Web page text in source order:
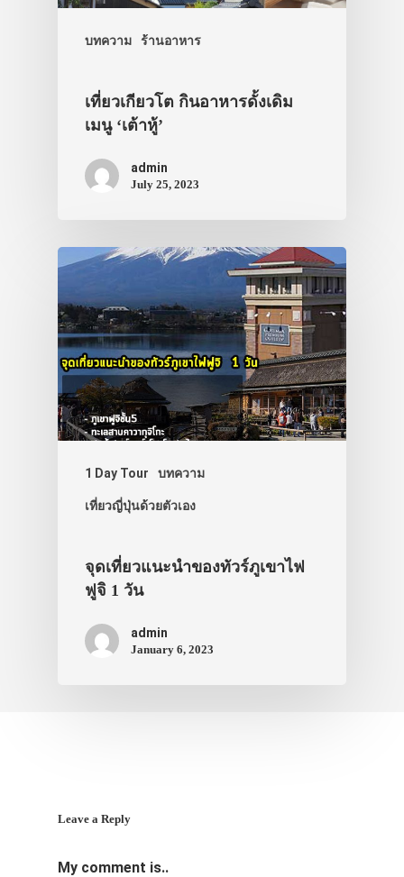
บทความ ร้านอาหาร
เที่ยวเกียวโต กินอาหารดั้งเดิม
เมนู ‘เต้าหู้’
admin
July 25, 2023
1 Day Tour บทความ
เที่ยวญี่ปุ่นด้วยตัวเอง
จุดเที่ยวแนะนำของทัวร์ภูเขาไฟ
ฟูจิ 1 วัน
admin
January 6, 2023
Leave a Reply
My comment is..
รถบัส
ที่พัก
สาระน่ารู้
VIDEO
ภาพประทับใจ